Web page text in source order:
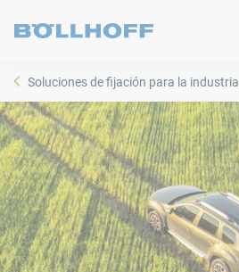
Soluciones de fijación para la industria